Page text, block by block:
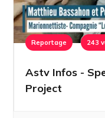
Reportage 243
Astv Infos -
Project